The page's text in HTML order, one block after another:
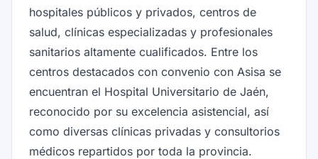
hospitales públicos y privados, centros de
salud, clínicas especializadas y profesionales
sanitarios altamente cualificados. Entre los
centros destacados con convenio con Asisa se
encuentran el Hospital Universitario de Jaén,
reconocido por su excelencia asistencial, así
como diversas clínicas privadas y consultorios
médicos repartidos por toda la provincia.